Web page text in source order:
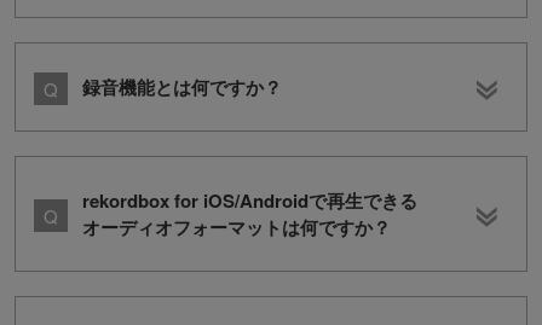
録音機能とは何ですか？
rekordbox for iOS/Androidで再生できる
オーディオフォーマットは何ですか？